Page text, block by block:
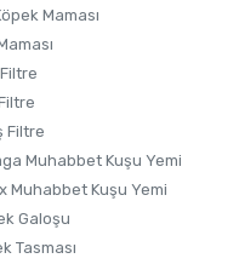
Maması
Filtre
Muhabbet Kuşu Yemi
Muhabbet Kuşu Yemi
Galoşu
Tasması